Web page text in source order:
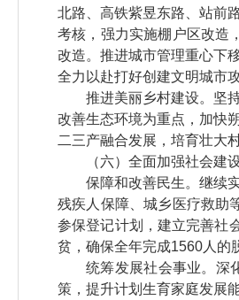
北路、高铁紫昱东路、站前
考核，强力实施棚户区改造
改造。推进城市管理重心下
全力以赴打好创建文明城市
推进美丽乡村建设。坚
改善生态环境为重点，加快
二三产融合发展，培育壮大
（六）全面加强社会建
保障和改善民生。继续
残疾人保障、城乡医疗救助
参保登记计划，建立完善社
贫，确保全年完成1560人的
统筹发展社会事业。深
策，提升计划生育家庭发展